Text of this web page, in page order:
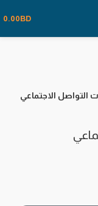
0.00BD
التواصل الاجتماعي